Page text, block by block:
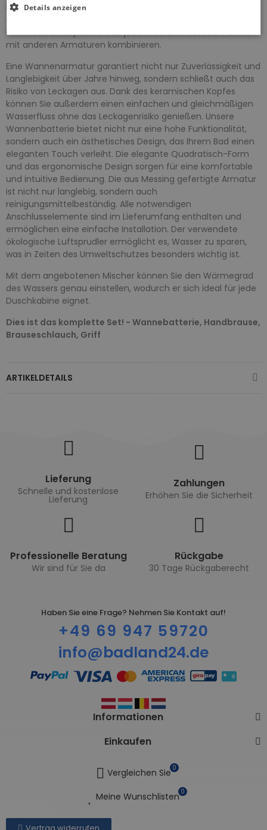
Die Farbe Chrom ist eine vielseitige und zeitlose Option, die
ihrer Neutralität passt sie zu jedem Stil und lässt sich leicht
mit anderen Armaturen kombinieren.
Eine Wannenarmatur garantiert nicht nur Zuverlässigkeit und
Langlebigkeit über Jahre hinweg, sondern schließt auch das
Risiko von Leckagen aus. Dank des keramischen Kopfes
können Sie außerdem einen einfachen und gleichmäßigen
Wasserfluss ohne das Leckagenrisiko genießen. Unsere
Wannenbatterie bietet nicht nur eine hohe Funktionalität,
sondern auch ein ästhetisches Design, das Ihrem Bad einen
eleganten Touch verleiht. Die elegante Quadratisch-Form
und das ergonomische Design sorgen für eine komfortable
und intuitive Bedienung. Die aus Messing gefertigte Armatur
ist nicht nur langlebig, sondern auch
reinigungsmittelbeständig. Alle notwendigen
Anschlusselemente sind im Lieferumfang enthalten und
ermöglichen eine einfache Installation. Der verwendete
ökologische Luftsprudler ermöglicht es, Wasser zu sparen,
was in Zeiten des Umweltschutzes besonders wichtig ist.
Mit dem angebotenen Mischer können Sie den Wärmegrad
des Wassers genau einstellen, wodurch er sich ideal für jede
Duschkabine eignet.
Dies ist das komplette Set! - Wannebatterie, Handbrause,
Brauseschlauch, Griff
ARTIKELDETAILS
Lieferung
Schnelle und kostenlose
Lieferung
Zahlungen
Erhöhen Sie die Sicherheit
Professionelle Beratung
Wir sind für Sie da
Rückgabe
30 Tage Rückgaberecht
Haben Sie eine Frage? Nehmen Sie Kontakt auf!
+49 69 947 59720
info@badland24.de
Informationen
Einkaufen
Vergleichen Sie 0
Meine Wunschlisten 0
Details anzeigen